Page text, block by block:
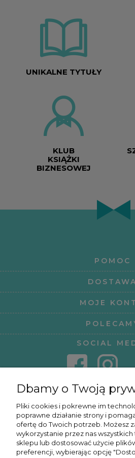
UNIKALNE TYTUŁY
KLUB
KSIĄŻKI
BIZNESOWEJ
POMOC
MOJE
SOCIAL
KURSY
Dbamy o Twoją
Pliki cookies i pokrewne im
poprawne działanie strony i
ofertę do Twoich potrzeb. Możesz
wykorzystanie przez nas
sklepu lub dostosować użycie
preferencji, wybierając opcję